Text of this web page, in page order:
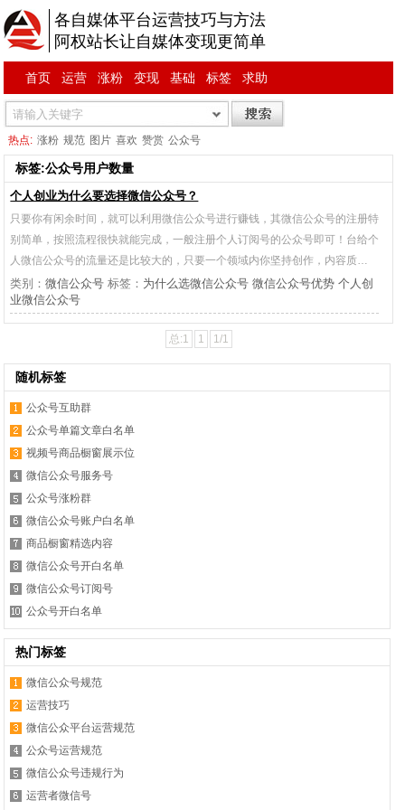
各自媒体平台运营技巧与方法
阿权站长让自媒体变现更简单
首页 运营 涨粉 变现 基础 标签 求助
热点: 涨粉 规范 图片 喜欢 赞赏 公众号
标签:公众号用户数量
个人创业为什么要选择微信公众号？
只要你有闲余时间，就可以利用微信公众号进行赚钱，其微信公众号的注册特
别简单，按照流程很快就能完成，一般注册个人订阅号的公众号即可！台给个
人微信公众号的流量还是比较大的，只要一个领域内你坚持创作，内容质…
类别：微信公众号 标签： 为什么选微信公众号 微信公众号优势 个人创
业微信公众号
总:1 1 1/1
随机标签
公众号互助群
公众号单篇文章白名单
视频号商品橱窗展示位
微信公众号服务号
公众号涨粉群
微信公众号账户白名单
商品橱窗精选内容
微信公众号开白名单
微信公众号订阅号
公众号开白名单
热门标签
微信公众号规范
运营技巧
微信公众平台运营规范
公众号运营规范
微信公众号违规行为
运营者微信号